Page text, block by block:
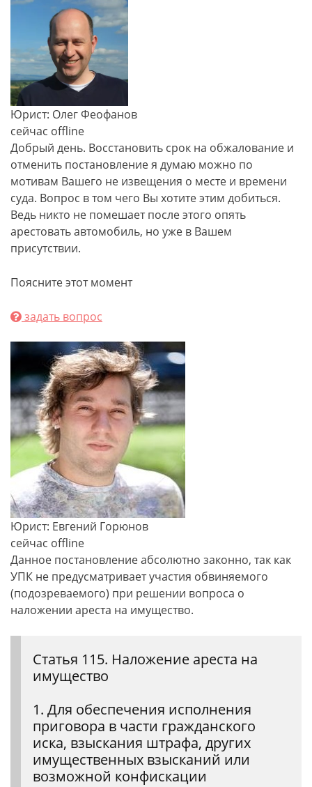
Юрист: Олег Феофанов
сейчас offline
Добрый день. Восстановить срок на обжалование и
отменить постановление я думаю можно по
мотивам Вашего не извещения о месте и времени
суда. Вопрос в том чего Вы хотите этим добиться.
Ведь никто не помешает после этого опять
арестовать автомобиль, но уже в Вашем
присутствии.
Поясните этот момент
задать вопрос
Юрист: Евгений Горюнов
сейчас offline
Данное постановление абсолютно законно, так как
УПК не предусматривает участия обвиняемого
(подозреваемого) при решении вопроса о
наложении ареста на имущество.
Статья 115. Наложение ареста на
имущество
1. Для обеспечения исполнения
приговора в части гражданского
иска, взыскания штрафа, других
имущественных взысканий или
возможной конфискации